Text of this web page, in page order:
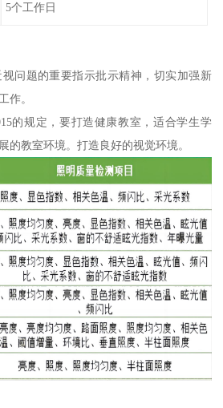
5个工作日
问题的重要指示批示精神，切实加强新
作。
的规定，要打造健康教室，适合学生学
的教室环境。打造良好的视觉环境。